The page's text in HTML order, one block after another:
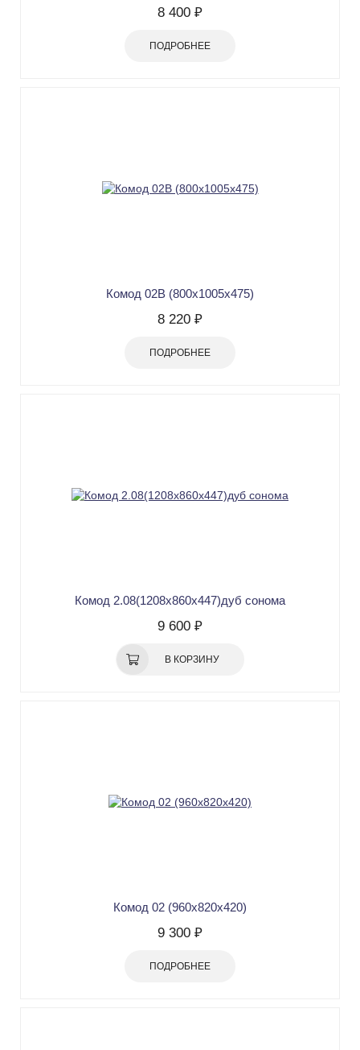
8 400 ₽
ПОДРОБНЕЕ
Комод 02В (800x1005х475)
8 220 ₽
ПОДРОБНЕЕ
Комод 2.08(1208х860х447)дуб сонома
9 600 ₽
В КОРЗИНУ
Комод 02 (960x820x420)
9 300 ₽
ПОДРОБНЕЕ